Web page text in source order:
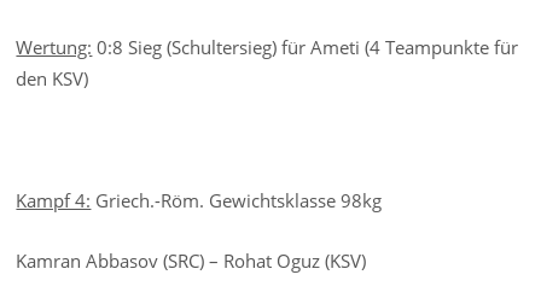
Wertung: 0:8 Sieg (Schultersieg) für Ameti (4 Teampunkte für
den KSV)
Kampf 4: Griech.-Röm. Gewichtsklasse 98kg
Kamran Abbasov (SRC) – Rohat Oguz (KSV)